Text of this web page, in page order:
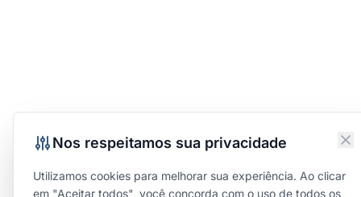
Nos respeitamos sua privacidade
Utilizamos cookies para melhorar sua experiência. Ao clicar
em "Aceitar todos", você concorda com o uso de todos os